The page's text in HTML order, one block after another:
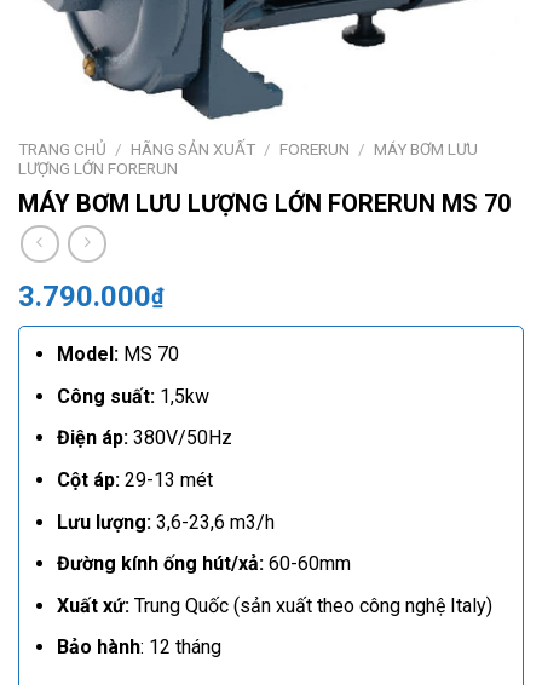
TRANG CHỦ / HÃNG SẢN XUẤT / FORERUN / MÁY BƠM LƯU
LƯỢNG LỚN FORERUN
MÁY BƠM LƯU LƯỢNG LỚN FORERUN MS 70
3.790.000₫
Model:MS 70
Công suất:1,5kw
Điện áp:380V/50Hz
Cột áp:29-13 mét
Lưu lượng:3,6-23,6 m3/h
Đường kính ống hút/xả:60-60mm
Xuất xứ:Trung Quốc (sản xuất theo công nghệ Italy)
Bảo hành: 12 tháng